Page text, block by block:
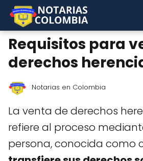
Requisitos para
derechos
Notarias en Colombia
La venta de derechos
refiere al proceso
persona, conocida como